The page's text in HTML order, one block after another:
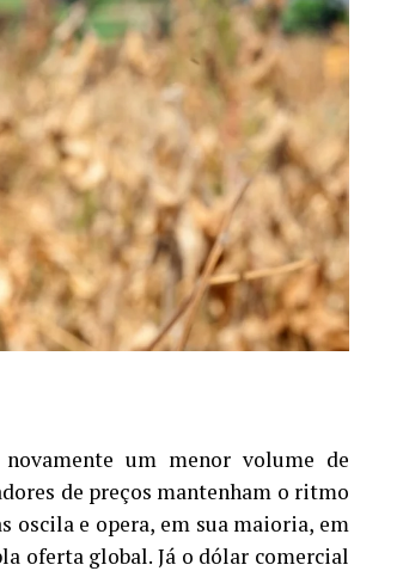
um menor volume de
de preços mantenham o ritmo
oscila e opera, em sua maioria, em
oferta global. Já o dólar comercial